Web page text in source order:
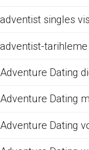
adventist singles
adventist-
Adventure Dating
Adventure Dating
Adventure Dating